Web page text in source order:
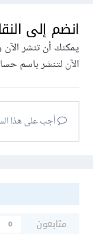
انضم إلى
يمكنك أن تنشر
الآنلتنشر باسم
أجب على هذا
متابعون
0